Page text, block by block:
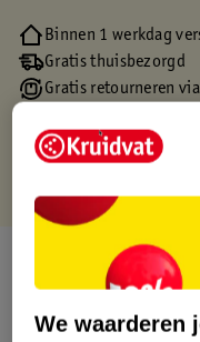
Binnen 1 werkdag
Gratis thuisbezorgd
Gratis retourneren
Over dit product
Productinformatie
We waarderen